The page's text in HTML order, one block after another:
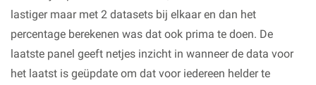
lastiger maar met 2 datasets bij elkaar en dan het
percentage berekenen was dat ook prima te doen. De
laatste panel geeft netjes inzicht in wanneer de data voor
het laatst is geüpdate om dat voor iedereen helder te